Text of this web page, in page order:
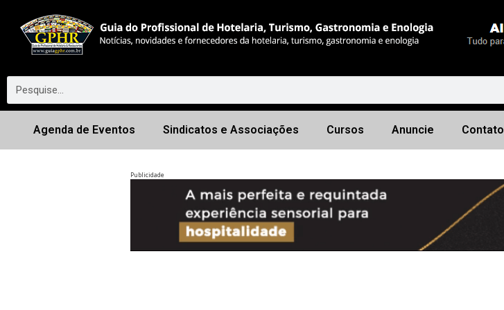
Agenda de Eventos Sindicatos e Associações Cursos Anuncie Contato
Publicidade